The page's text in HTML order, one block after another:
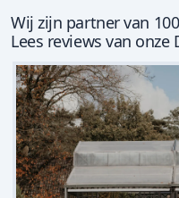
Wij zijn partner van
Lees reviews van onze